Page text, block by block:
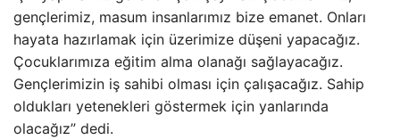
gençlerimiz, masum insanlarımız bize emanet. Onları
hayata hazırlamak için üzerimize düşeni yapacağız.
Çocuklarımıza eğitim alma olanağı sağlayacağız.
Gençlerimizin iş sahibi olması için çalışacağız. Sahip
oldukları yetenekleri göstermek için yanlarında
olacağız” dedi.